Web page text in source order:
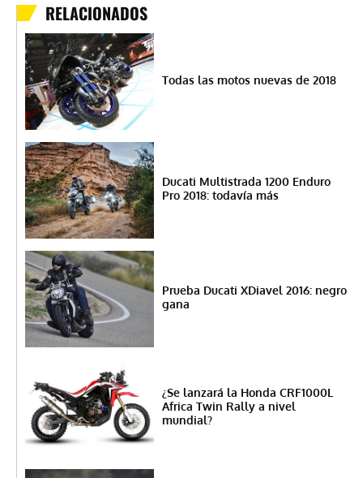
RELACIONADOS
Todas las motos nuevas de 2018
Ducati Multistrada 1200 Enduro
Pro 2018: todavía más
Prueba Ducati XDiavel 2016: negro
gana
¿Se lanzará la Honda CRF1000L
Africa Twin Rally a nivel
mundial?